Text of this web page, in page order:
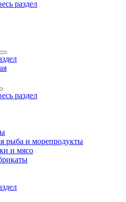
раздел
раздел
рыба и морепродукты
и мясо